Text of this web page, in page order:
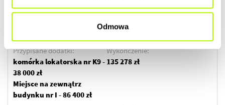
Odmowa
Kwiecień 2026
3
Cena lokalu / m
Przypisane dodatki:
komórka lokatorska nr K9 -
38 000 zł
Miejsce na zewnątrz
budynku nr I - 86 400 zł
Wykończenie:
135 278 zł